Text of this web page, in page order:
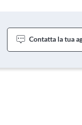
Contatta la tua